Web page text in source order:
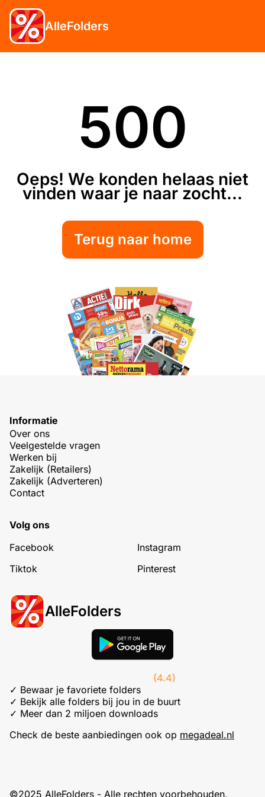
AlleFolders
500
Oeps! We konden helaas niet
vinden waar je naar zocht...
Terug naar home
Informatie
Over ons
Veelgestelde vragen
Werken bij
Zakelijk (Retailers)
Zakelijk (Adverteren)
Contact
Volg ons
Facebook
Instagram
Tiktok
Pinterest
AlleFolders
(4.4)
✓ Bewaar je favoriete folders
✓ Bekijk alle folders bij jou in de buurt
✓ Meer dan 2 miljoen downloads
Check de beste aanbiedingen ook op megadeal.nl
©2025 AlleFolders - Alle rechten voorbehouden.